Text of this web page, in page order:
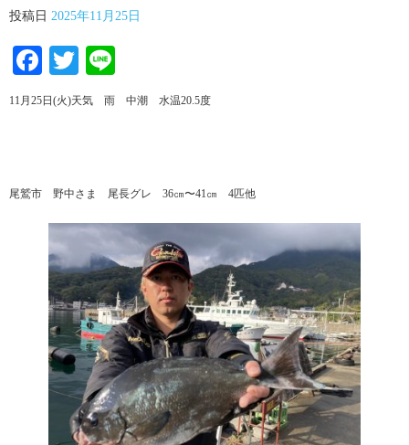
投稿日 2025年11月25日
Facebook
Twitter
11月25日(火)天気 雨 中潮 水温20.5度
尾鷲市 野中さま 尾長グレ 36㎝〜41㎝ 4匹他